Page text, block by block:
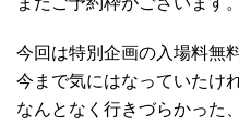
今回は特別企画の入場料無
今まで気にはなっていたけれ
なんとなく行きづらかった